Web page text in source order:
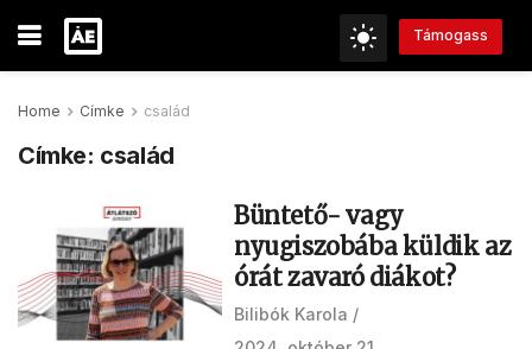
Támogass
Home Címke család
Címke: család
Büntető- vagy
nyugiszobába küldik az
órát zavaró diákot?
Bilibók Karola